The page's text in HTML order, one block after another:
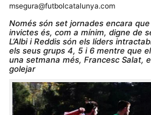
msegura@futbolcatalunya.com
Només són set jornades encara
invictes és, com a mínim, digne de
L’Albi i Reddis són els líders
els seus grups 4, 5 i 6 mentre que
una setmana més, Francesc Salat,
golejar